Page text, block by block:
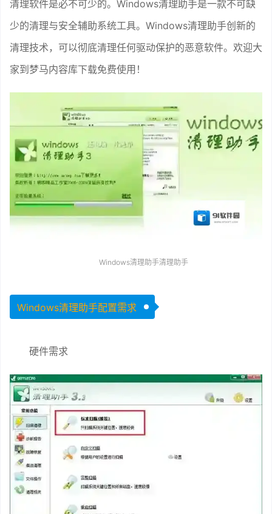
清理软件是必不可少的。Windows清理助手是一款不可缺
少的清理与安全辅助系统工具。Windows清理助手创新的
清理技术，可以彻底清理任何驱动保护的恶意软件。欢迎大
家到梦马内容库下载免费使用！
Windows清理助手清理助手
Windows清理助手配置需求
硬件需求